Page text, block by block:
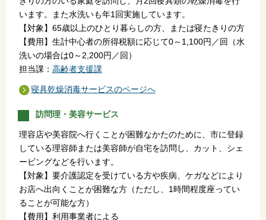
います。また水洗いも年1回実施しています。
【対象】65歳以上のひとり暮らしの方、または寝たきりの方
【費用】生計中心者の所得税額に応じて0～1,100円／回（水
洗いの場合は0～2,200円／回）
担当課： 高齢者支援課
寝具乾燥消毒サービスのページへ
訪問理・美容サービス
理容店や美容院へ行くことが困難なかたのために、市に登録
している理容師または美容師が自宅を訪問し、カット、シェ
ービングなどを行います。
【対象】要介護認定を受けている方や疾病、ケガなどにより
お店へ出向くことが困難な方（ただし、1時間程度座ってい
ることが可能な方）
【費用】利用事業者による